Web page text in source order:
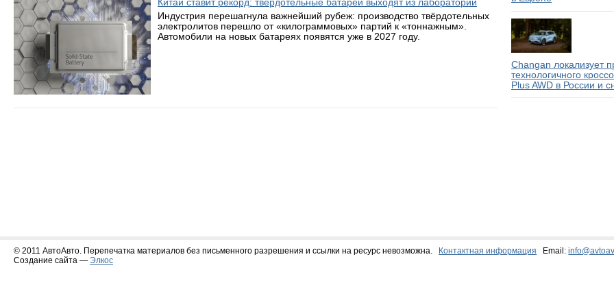
Китай ставит рекорд: твердотельные батареи выходят из лабораторий
Индустрия перешагнула важнейший рубеж: производство твёрдотельных
электролитов перешло от «килограммовых» партий к «тоннажным».
Автомобили на новых батареях появятся уже в 2027 году.
Changan локализует
технологичного
Plus AWD в России и
© 2011 АвтоАвто. Перепечатка материалов без письменного разрешения и ссылки на ресурс невозможна. Контактная информация Email:
Создание сайта — Элкос